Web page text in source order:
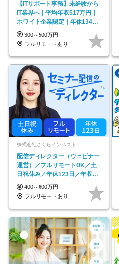
【ITサポート事務】未経験から
IT業界へ｜平均年収517万円｜
ホワイト企業認定｜年休134日
｜リモートOK
300～500万円
フルリモートあり
株式会社さくらインベスト
配信ディレクター（ウェビナー
運営）／フルリモートOK／土
日祝休み／年休123日／年収
600万円可
400～600万円
フルリモートあり